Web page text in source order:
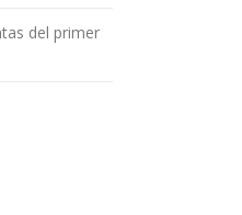
del primer